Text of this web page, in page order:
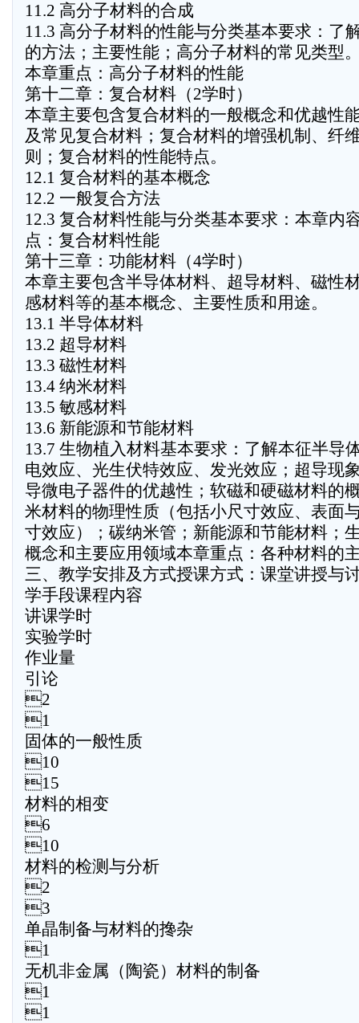
11.2 高分子材料的合成
11.3 高分子材料的性能与分类基本要求：了
的方法；主要性能；高分子材料的常见类型
本章重点：高分子材料的性能
第十二章：复合材料（2学时）
本章主要包含复合材料的一般概念和优越性
及常见复合材料；复合材料的增强机制、纤
则；复合材料的性能特点。
12.1 复合材料的基本概念
12.2 一般复合方法
12.3 复合材料性能与分类基本要求：本章内
点：复合材料性能
第十三章：功能材料（4学时）
本章主要包含半导体材料、超导材料、磁性
感材料等的基本概念、主要性质和用途。
13.1 半导体材料
13.2 超导材料
13.3 磁性材料
13.4 纳米材料
13.5 敏感材料
13.6 新能源和节能材料
13.7 生物植入材料基本要求：了解本征半导
电效应、光生伏特效应、发光效应；超导现
导微电子器件的优越性；软磁和硬磁材料的
米材料的物理性质（包括小尺寸效应、表面
寸效应）；碳纳米管；新能源和节能材料；
概念和主要应用领域本章重点：各种材料的
三、教学安排及方式授课方式：课堂讲授与
学手段课程内容
讲课学时
实验学时
作业量
引论
2
1
固体的一般性质
10
15
材料的相变
6
10
材料的检测与分析
2
3
单晶制备与材料的搀杂
1
无机非金属（陶瓷）材料的制备
1
1